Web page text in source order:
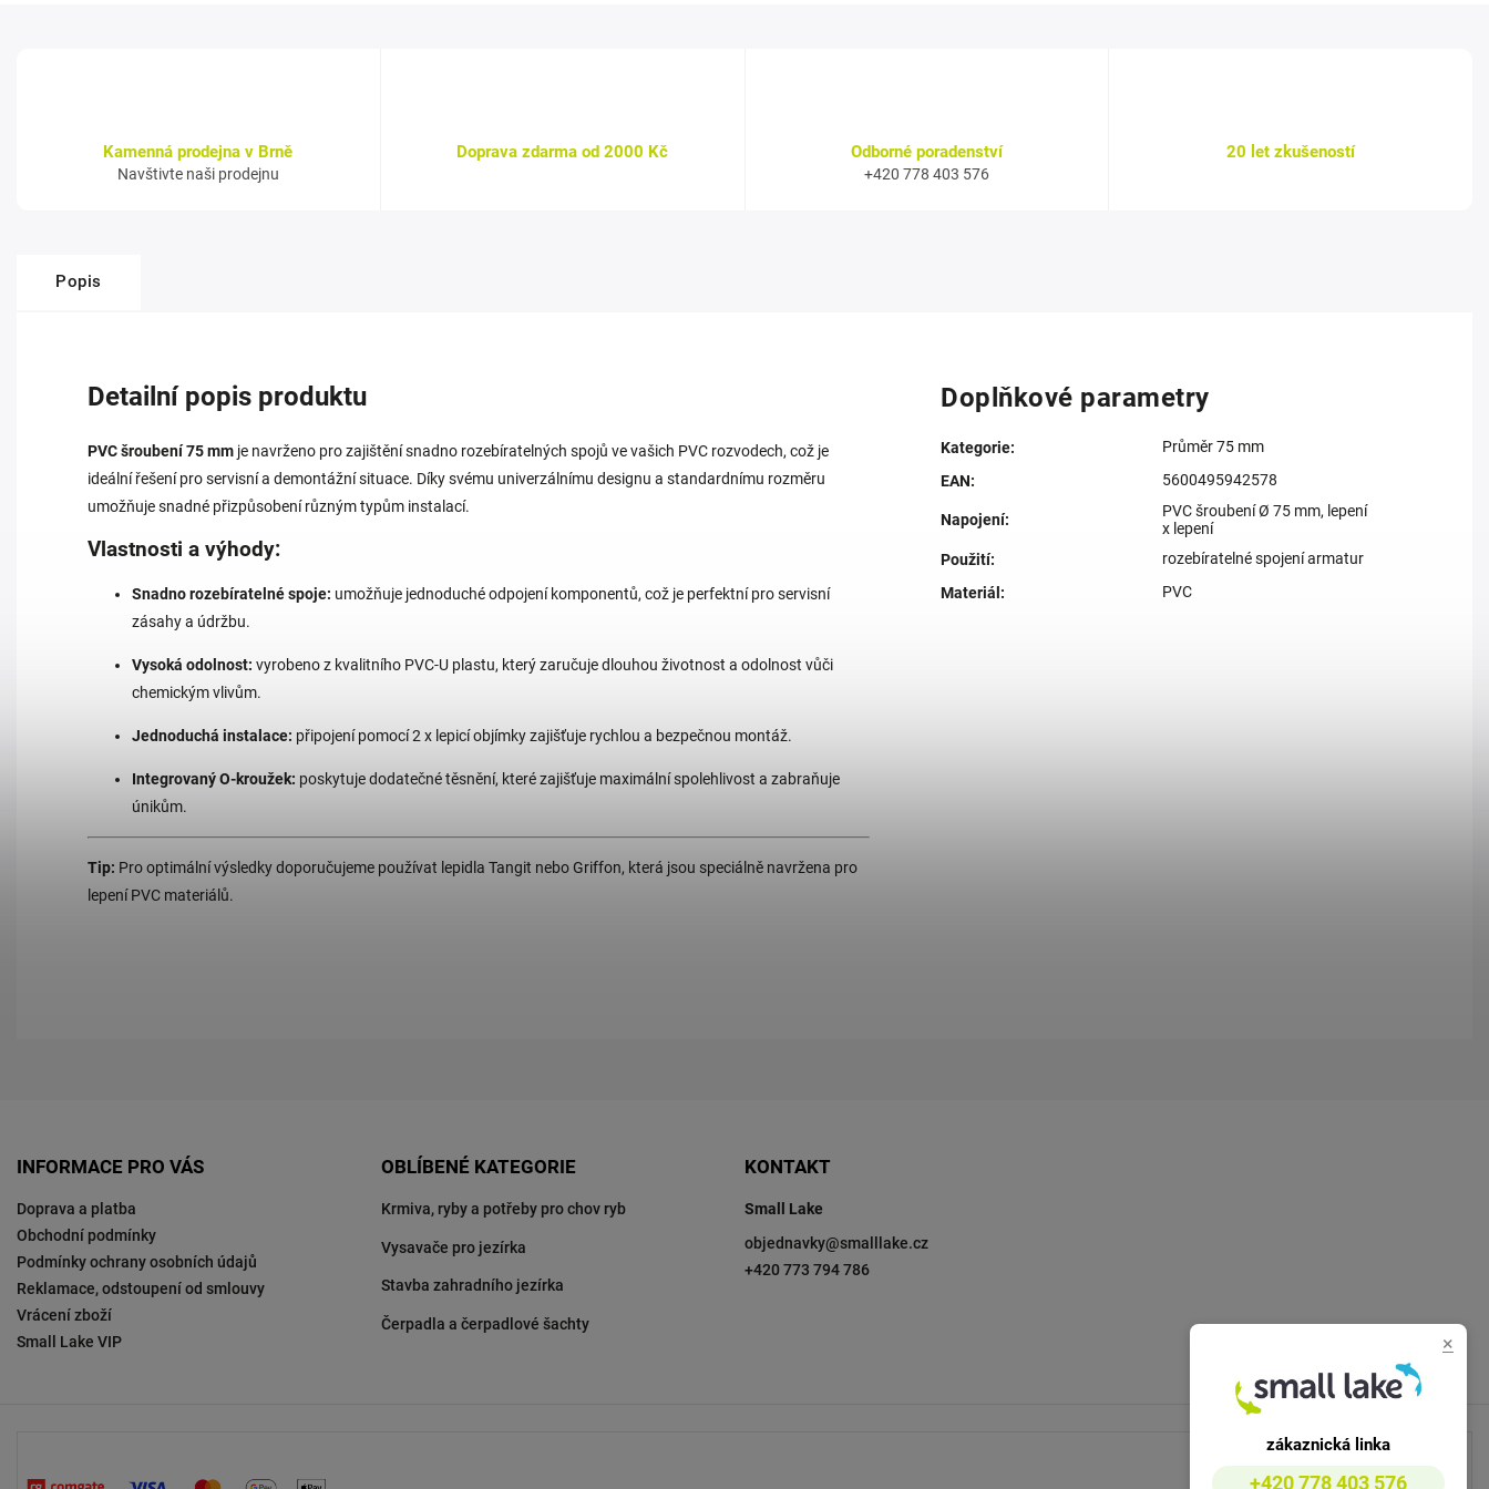
Kamenná prodejna v Brně
Navštivte naši prodejnu
Doprava zdarma od 2000 Kč Odborné poradenství
+420 778 403 576
20 let zkušeností
Popis
Detailní popis produktu
PVC šroubení 75 mm je navrženo pro zajištění snadno rozebíratelných spojů ve vašich PVC rozvodech, což je
ideální řešení pro servisní a demontážní situace. Díky svému univerzálnímu designu a standardnímu rozměru
umožňuje snadné přizpůsobení různým typům instalací.
Vlastnosti a výhody:
Snadno rozebíratelné spoje: umožňuje jednoduché odpojení komponentů, což je perfektní pro servisní
zásahy a údržbu.
Vysoká odolnost: vyrobeno z kvalitního PVC-U plastu, který zaručuje dlouhou životnost a odolnost vůči
chemickým vlivům.
Jednoduchá instalace: připojení pomocí 2 x lepicí objímky zajišťuje rychlou a bezpečnou montáž.
Integrovaný O-kroužek: poskytuje dodatečné těsnění, které zajišťuje maximální spolehlivost a zabraňuje
únikům.
Tip: Pro optimální výsledky doporučujeme používat lepidla Tangit nebo Griffon, která jsou speciálně navržena pro
lepení PVC materiálů.
Doplňkové parametry
Kategorie:
Průměr 75 mm
EAN: 5600495942578
Napojení:
PVC šroubení Ø 75 mm, lepení
x lepení
Použití:
rozebíratelné spojení armatur
Materiál : PVC
INFORMACE PRO VÁS
Doprava a platba
Obchodní podmínky
Podmínky ochrany osobních údajů
Reklamace, odstoupení od smlouvy
Vrácení zboží
Small Lake VIP
OBLÍBENÉ KATEGORIE
Krmiva, ryby a potřeby pro chov ryb
Vysavače pro jezírka
Stavba zahradního jezírka
Čerpadla a čerpadlové šachty
KONTAKT
Small Lake
objednavky@smalllake.cz
+420 773 794 786
×
zákaznická linka
+420 778 403 576